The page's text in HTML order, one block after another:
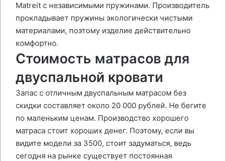
Matreit с независимыми пружинами. Производитель
прокладывает пружины экологически чистыми
материалами, поэтому изделие действительно
комфортно.
Стоимость матрасов для
двуспальной кровати
Запас с отличным двуспальным матрасом без
скидки составляет около 20 000 рублей. Не бегите
по маленьким ценам. Производство хорошего
матраса стоит хороших денег. Поэтому, если вы
видите модели за 3500, стоит задуматься, ведь
сегодня на рынке существует постоянная